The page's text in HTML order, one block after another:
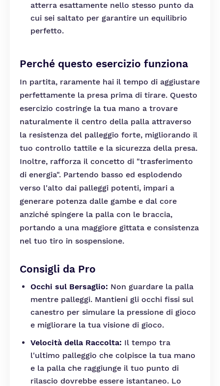
atterra esattamente nello stesso punto da
cui sei saltato per garantire un equilibrio
perfetto.
Perché questo esercizio funziona
In partita, raramente hai il tempo di aggiustare
perfettamente la presa prima di tirare. Questo
esercizio costringe la tua mano a trovare
naturalmente il centro della palla attraverso
la resistenza del palleggio forte, migliorando il
tuo controllo tattile e la sicurezza della presa.
Inoltre, rafforza il concetto di "trasferimento
di energia". Partendo basso ed esplodendo
verso l'alto dai palleggi potenti, impari a
generare potenza dalle gambe e dal core
anziché spingere la palla con le braccia,
portando a una maggiore gittata e consistenza
nel tuo tiro in sospensione.
Consigli da Pro
Occhi sul Bersaglio: Non guardare la palla
mentre palleggi. Mantieni gli occhi fissi sul
canestro per simulare la pressione di gioco
e migliorare la tua visione di gioco.
Velocità della Raccolta: Il tempo tra
l'ultimo palleggio che colpisce la tua mano
e la palla che raggiunge il tuo punto di
rilascio dovrebbe essere istantaneo. Lo